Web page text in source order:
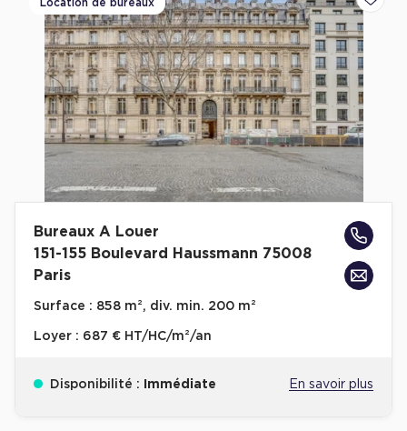
Livrets blancs & Études
Cas Clients
Location de bureaux
Bureaux A Louer
151-155 Boulevard Haussmann 75008
Paris
Surface : 858 m², div. min. 200 m²
Loyer : 687 € HT/HC/m²/an
Disponibilité : Immédiate En savoir plus